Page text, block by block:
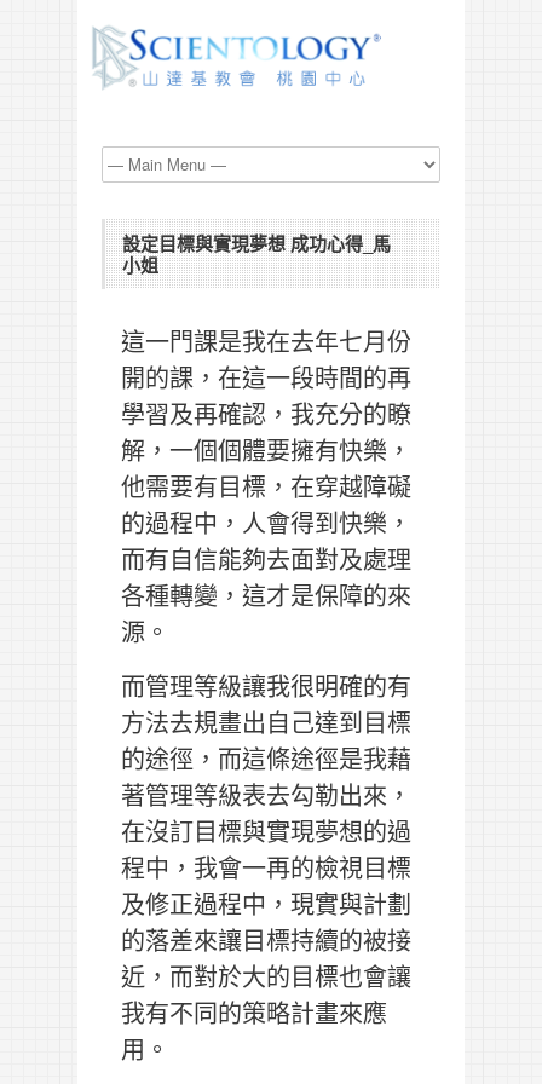
設定目標與實現夢想 成功心得_馬
小姐
這一門課是我在去年七月份
開的課，在這一段時間的再
學習及再確認，我充分的瞭
解，一個個體要擁有快樂，
他需要有目標，在穿越障礙
的過程中，人會得到快樂，
而有自信能夠去面對及處理
各種轉變，這才是保障的來
源。
而管理等級讓我很明確的有
方法去規畫出自己達到目標
的途徑，而這條途徑是我藉
著管理等級表去勾勒出來，
在沒訂目標與實現夢想的過
程中，我會一再的檢視目標
及修正過程中，現實與計劃
的落差來讓目標持續的被接
近，而對於大的目標也會讓
我有不同的策略計畫來應
用。